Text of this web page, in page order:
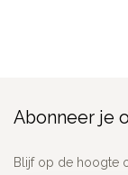
Abonneer je
Blijf op de hoogte